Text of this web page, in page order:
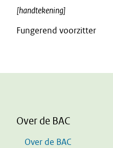
[handtekening]
Fungerend voorzitter
Over de BAC
Over de BAC